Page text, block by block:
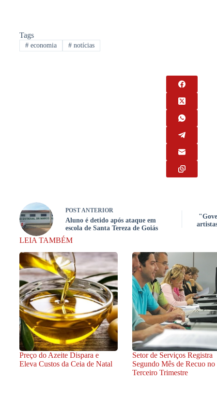
Tags
#economia #notícias
POSTANTERIOR
Aluno é detido após ataque em
escola de Santa Tereza de Goiás
LEIA TAMBÉM
Preço do Azeite Dispara e
Eleva Custos da Ceia de Natal
Setor de Serviços Registra
Segundo Mês de Recuo no
Terceiro Trimestre